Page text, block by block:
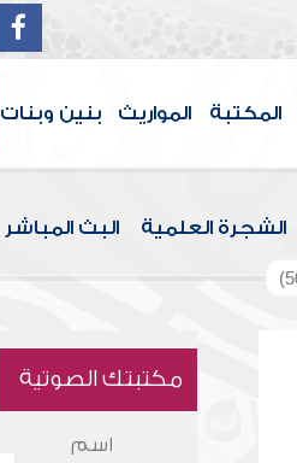
المكتبة المواريث بنين وبنات
الشجرة العلمية البث المباشر
مكتبتك الصوتية
اسم